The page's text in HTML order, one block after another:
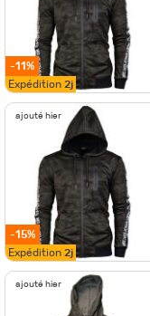
-11%
Expédition 2j
ajouté hier
-15%
Expédition 2j
ajouté hier